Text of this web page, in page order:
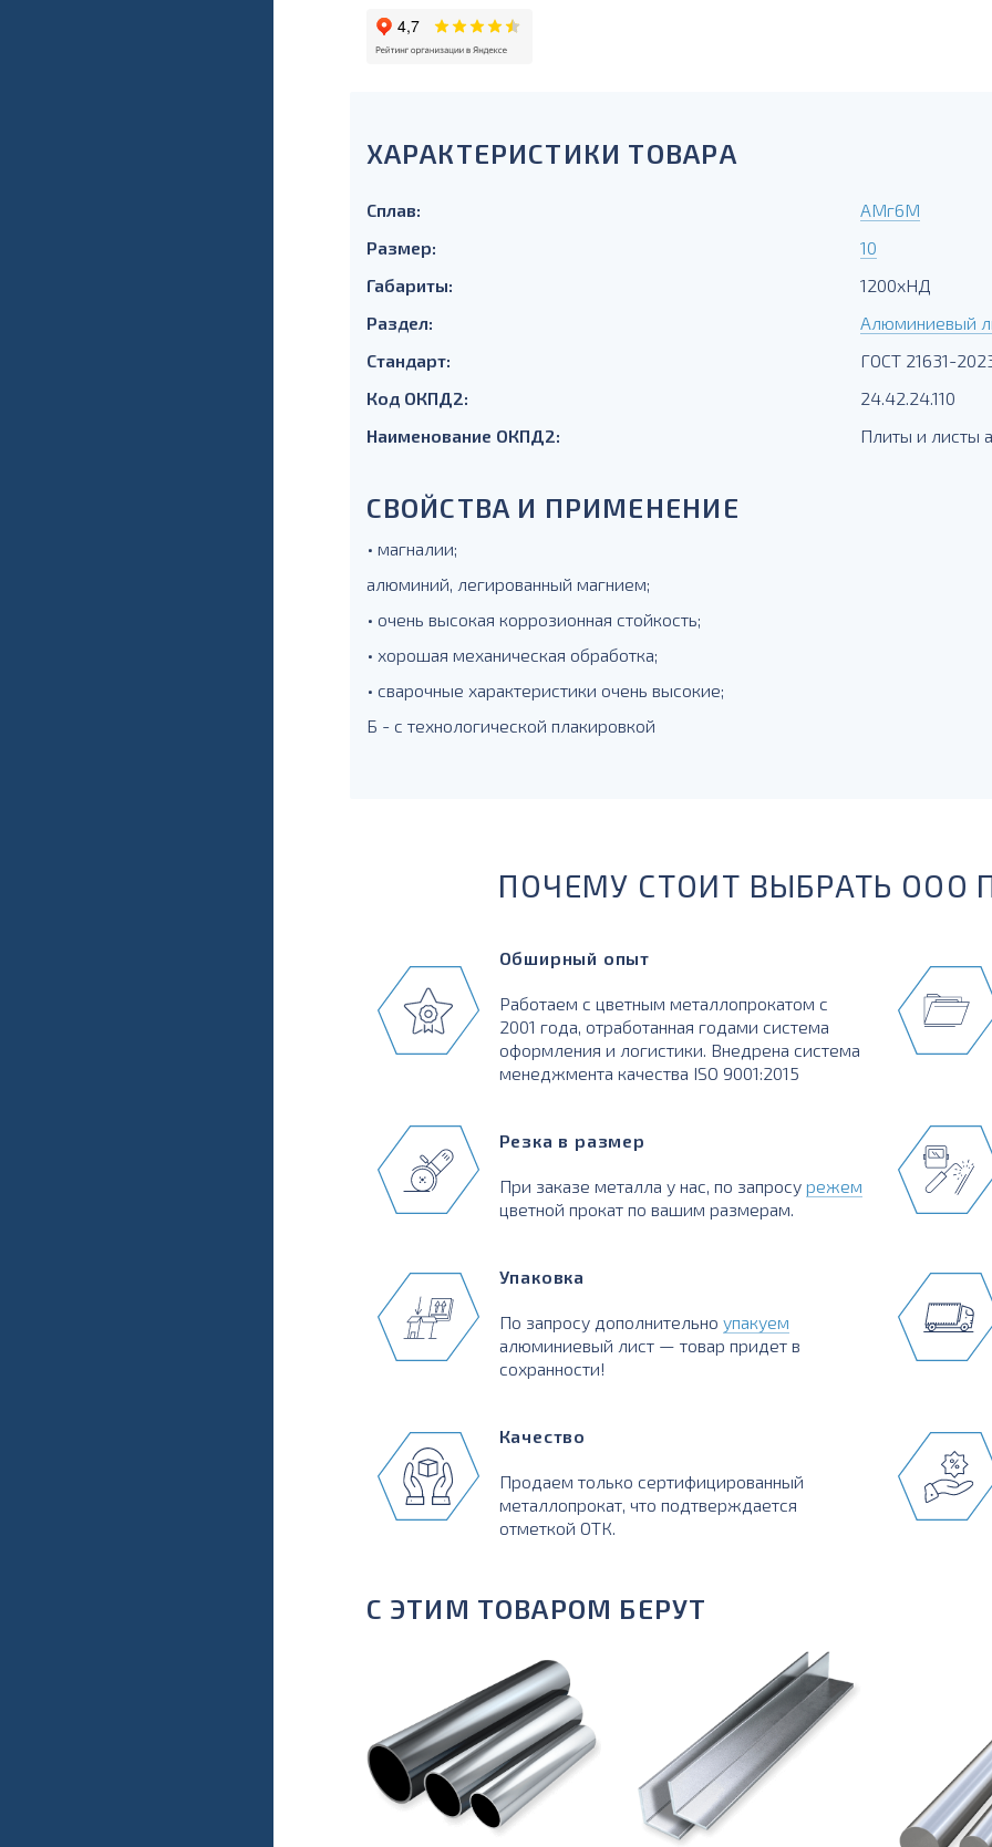
ХАРАКТЕРИСТИКИ ТОВАРА
Сплав:
АМг6М
Размер:
10
Габариты:
1200хНД
Раздел:
Алюминиевый
Стандарт:
ГОСТ 21631-
Код ОКПД2:
24.42.24.110
Наименование ОКПД2:
Плиты и листы
СВОЙСТВА И ПРИМЕНЕНИЕ
• магналии;
алюминий, легированный магнием;
• очень высокая коррозионная стойкость;
• хорошая механическая обработка;
• сварочные характеристики очень высокие;
Б - с технологической плакировкой
ПОЧЕМУ СТОИТ ВЫБРАТЬ ООО
Обширный опыт
Работаем с цветным металлопрокатом с
2001 года, отработанная годами система
оформления и логистики. Внедрена система
менеджмента качества ISO 9001:2015
Резка в размер
При заказе металла у нас, по запросу режем
цветной прокат по вашим размерам.
Упаковка
По запросу дополнительно упакуем
алюминиевый лист — товар придет в
сохранности!
Качество
Продаем только сертифицированный
металлопрокат, что подтверждается
отметкой ОТК.
С ЭТИМ ТОВАРОМ БЕРУТ